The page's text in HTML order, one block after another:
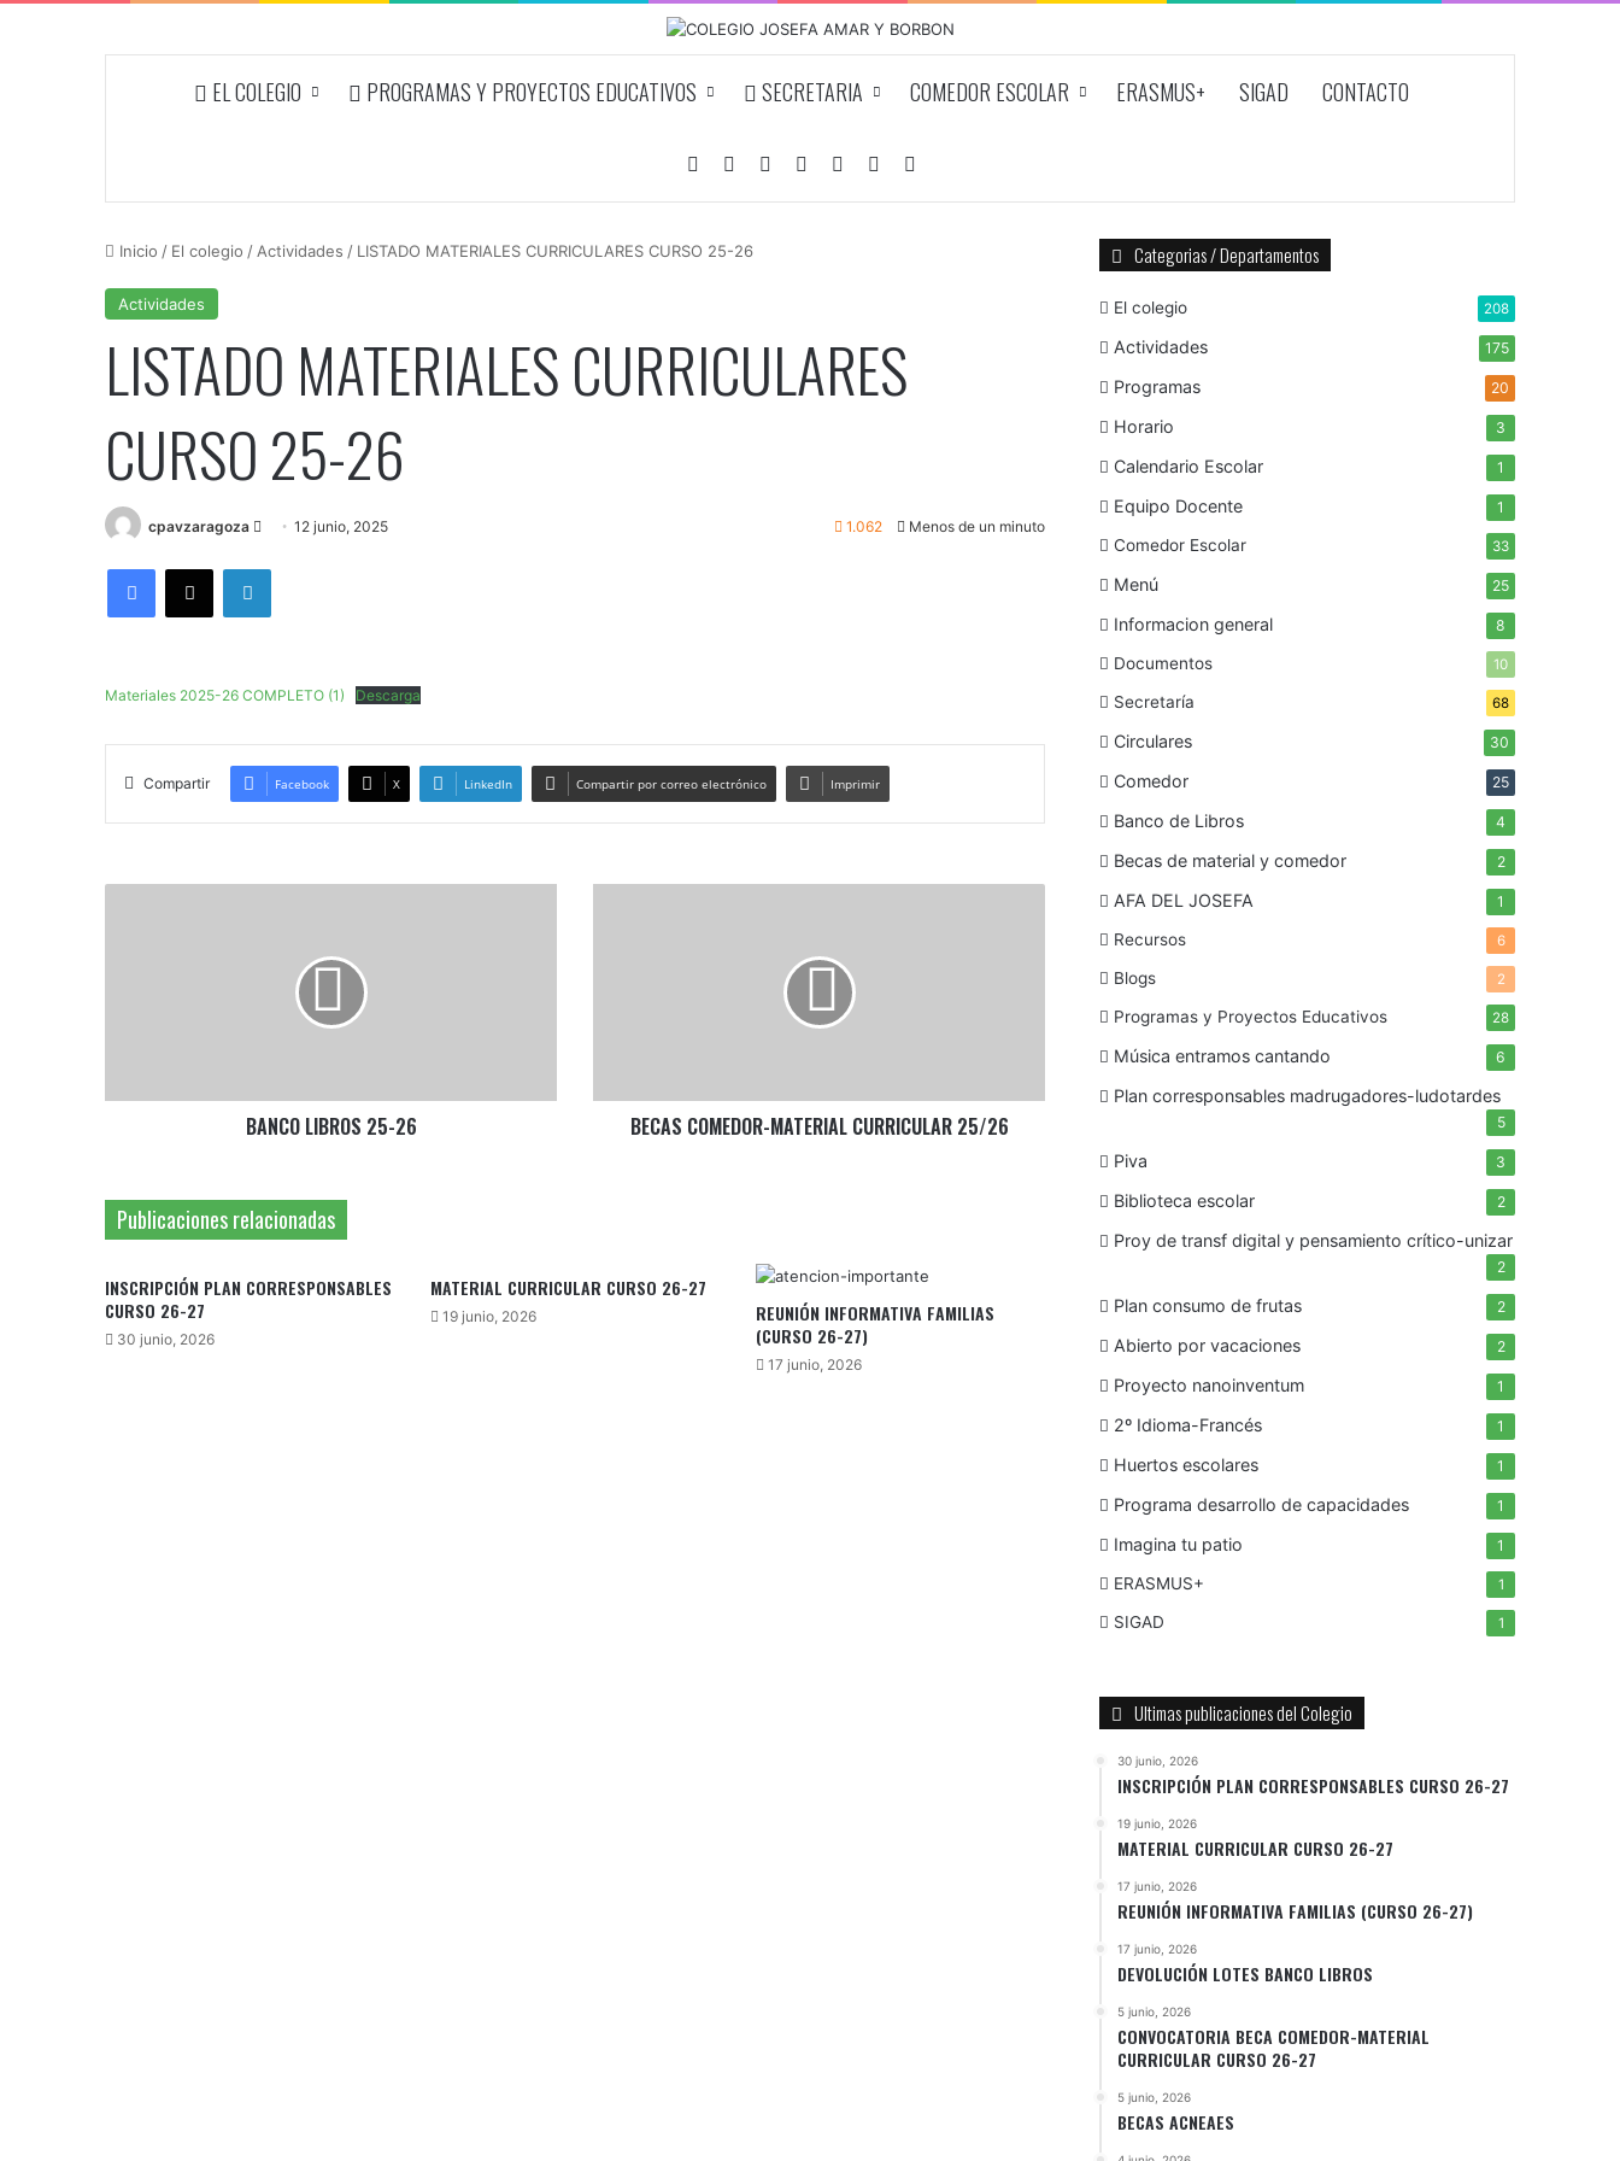
EL COLEGIO PROGRAMAS Y PROYECTOS EDUCATIVOS SECRETARIA COMEDOR ESCOLAR ERASMUS+ SIGAD CONTACTO
FacebookYouTubeInstagramAccesoPublicación al azar
Barra lateral
Inicio / El colegio / Actividades / LISTADO MATERIALES CURRICULARES CURSO 25-26
Actividades
LISTADO MATERIALES CURRICULARES
CURSO 25-26
cpavzaragoza
Send12 junio, 2025 1.062 Menos de un minuto
Facebook
X LinkedIn
Materiales 2025-26 COMPLETO (1) Descarga
Compartir Facebook X LinkedIn Compartir por correo electrónico Imprimir
BANCO LIBROS 25-26 BECAS COMEDOR-MATERIAL CURRICULAR 25/26
Publicaciones relacionadas
INSCRIPCIÓN PLAN CORRESPONSABLES
CURSO 26-27
30 junio, 2026
MATERIAL CURRICULAR CURSO 26-27
19 junio, 2026
REUNIÓN INFORMATIVA FAMILIAS
(CURSO 26-27)
17 junio, 2026
Categorias / Departamentos
El colegio 208
Actividades 175
Programas 20
Horario 3
Calendario Escolar 1
Equipo Docente 1
Comedor Escolar 33
Menú 25
Informacion general 8
Documentos 10
Secretaría 68
Circulares 30
Comedor 25
Banco de Libros 4
Becas de material y comedor 2
AFA DEL JOSEFA 1
Recursos 6
Blogs 2
Programas y Proyectos Educativos 28
Música entramos cantando 6
Plan corresponsables madrugadores-ludotardes
5
Piva 3
Biblioteca escolar 2
Proy de transf digital y pensamiento crítico-unizar
2
Plan consumo de frutas 2
Abierto por vacaciones 2
Proyecto nanoinventum 1
2º Idioma-Francés 1
Huertos escolares 1
Programa desarrollo de capacidades 1
Imagina tu patio 1
ERASMUS+ 1
SIGAD 1
Ultimas publicaciones del Colegio
30 junio, 2026
INSCRIPCIÓN PLAN CORRESPONSABLES CURSO 26-27
19 junio, 2026
MATERIAL CURRICULAR CURSO 26-27
17 junio, 2026
REUNIÓN INFORMATIVA FAMILIAS (CURSO 26-27)
17 junio, 2026
DEVOLUCIÓN LOTES BANCO LIBROS
5 junio, 2026
CONVOCATORIA BECA COMEDOR-MATERIAL
CURRICULAR CURSO 26-27
5 junio, 2026
BECAS ACNEAES